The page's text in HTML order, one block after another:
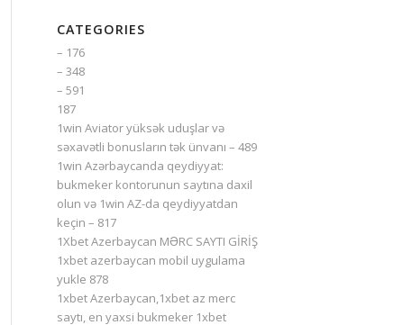
CATEGORIES
– 176
– 348
– 591
187
1win Aviator yüksək uduşlar və
səxavətli bonusların tək ünvanı – 489
1win Azərbaycanda qeydiyyat:
bukmeker kontorunun saytına daxil
olun və 1win AZ-da qeydiyyatdan
keçin – 817
1Xbet Azerbaycan MƏRC SAYTI GİRİŞ
1xbet azerbaycan mobil uygulama
yukle 878
1xbet Azerbaycan,1xbet az merc
saytı, en yaxsi bukmeker 1xbet